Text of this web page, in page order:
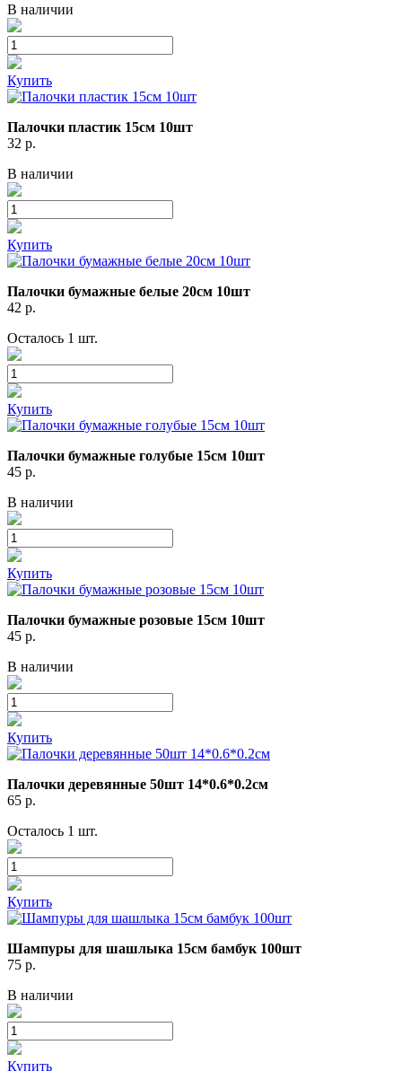
В наличии
Купить
Палочки пластик 15см 10шт
32 р.
В наличии
Купить
Палочки бумажные белые 20см 10шт
42 р.
Осталось 1 шт.
Купить
Палочки бумажные голубые 15см 10шт
45 р.
В наличии
Купить
Палочки бумажные розовые 15см 10шт
45 р.
В наличии
Купить
Палочки деревянные 50шт 14*0.6*0.2см
65 р.
Осталось 1 шт.
Купить
Шампуры для шашлыка 15см бамбук 100шт
75 р.
В наличии
Купить